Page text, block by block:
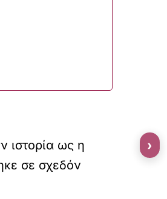
ιστορία ως η
σε σχεδόν
›